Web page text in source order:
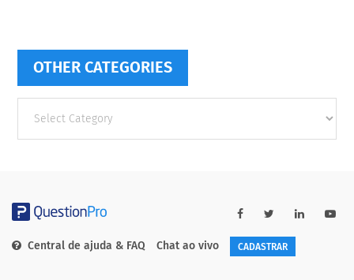
OTHER CATEGORIES
categories
Central de ajuda & FAQ Chat ao vivo CADASTRAR